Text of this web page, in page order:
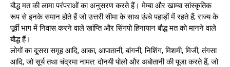
बौद्ध मत की लामा परंपराओं का अनुसरण करते हैं। मेम्बा और खाम्बा सांस्कृतिक
रूप से इनके समान होते हैं जो उत्तरी सीमा के साथ ऊंचे पहाड़ों में रहते हैं; राज्य के
पूर्वी भाग में निवास करने वाले खांप्ति और सिंगपो हिनायान बौद्ध मत को मानने वाले
बौद्ध हैं।
लोगों का दूसरा समूह आदि, आका, आपातानी, बांगनी, निशिंग, मिशमी, मिजी, तंगसा
आदि, जो सूर्य तथा चंद्रमा नामत: दोनयी पोलो और अबोतानी की पूजा करते हैं, जो